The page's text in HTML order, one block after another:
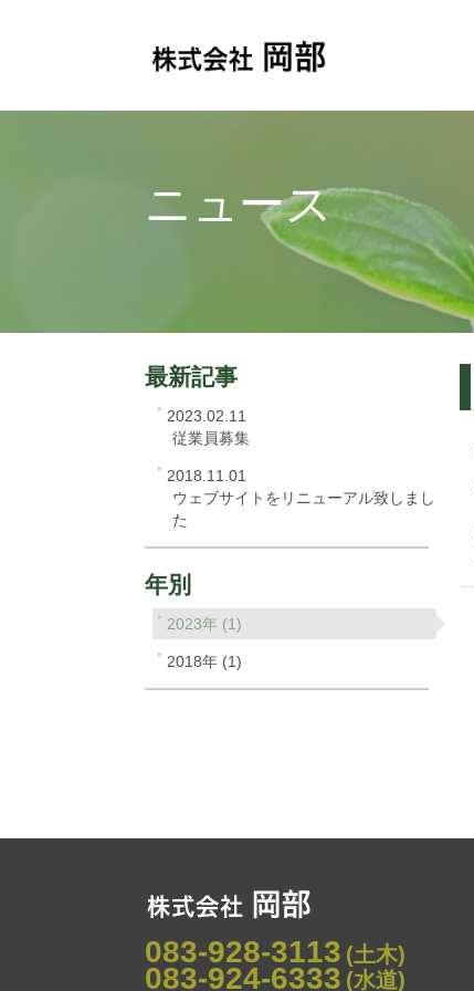
ニュース
最新記事
2023.02.11
従業員募集
2018.11.01
ウェブサイトをリニューアル致しまし
た
年別
2023年 (1)
2018年 (1)
083-928-3113 (土木)
083-924-6333 (水道)